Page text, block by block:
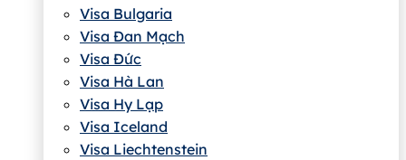
Visa Bulgaria
Visa Đan Mạch
Visa Đức
Visa Hà Lan
Visa Hy Lạp
Visa Iceland
Visa Liechtenstein